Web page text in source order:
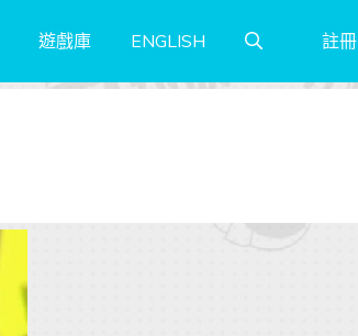
遊戲庫 ENGLISH 註冊